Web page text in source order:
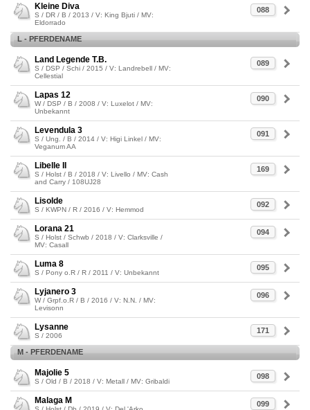
088
Kleine Diva
S / DR / B / 2013 / V: King Bjuti / MV:
Eldorrado
L - PFERDENAME
089
Land Legende T.B.
S / DSP / Schi / 2015 / V: Landrebell / MV:
Cellestial
090
Lapas 12
W / DSP / B / 2008 / V: Luxelot / MV:
Unbekannt
091
Levendula 3
S / Ung. / B / 2014 / V: Higi Linkel / MV:
Veganum AA
169
Libelle II
S / Holst / B / 2018 / V: Livello / MV: Cash
and Carry / 108UJ28
092
Lisolde
S / KWPN / R / 2016 / V: Hemmod
094
Lorana 21
S / Holst / Schwb / 2018 / V: Clarksville /
MV: Casall
095
Luma 8
S / Pony o.R / R / 2011 / V: Unbekannt
096
Lyjanero 3
W / Grpf.o.R / B / 2016 / V: N.N. / MV:
Levisonn
171
Lysanne
S / 2006
M - PFERDENAME
098
Majolie 5
S / Old / B / 2018 / V: Metall / MV: Gribaldi
099
Malaga M